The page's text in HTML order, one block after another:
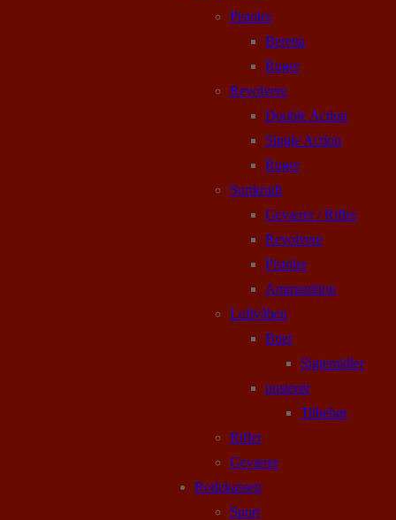
Pistoler
Beretta
Ruger
Revolvere
Double Action
Single Action
Ruger
Sortkrudt
Geværer / Rifler
Revolvere
Pistoler
Ammunition
Luftvåben
Buer
Sigtemidler
pusterør
Tilbehør
Rifler
Geværer
Rodekassen
Sport